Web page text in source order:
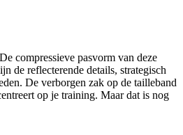
compressieve pasvorm van deze
de reflecterende details, strategisch
De verborgen zak op de tailleband
op je training. Maar dat is nog